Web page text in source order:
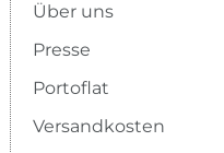
Über uns
Presse
Portoflat
Versandkosten